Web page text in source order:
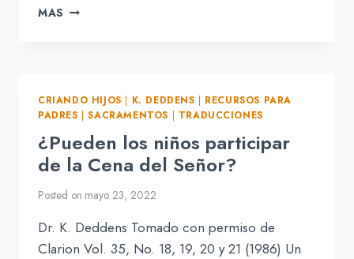
MAS CRIANDO
CRIANDO HIJOS | K. DEDDENS | RECURSOS PARA
PADRES |SACRAMENTOS | TRADUCCIONES
¿Pueden los niños participar
de la Cena del Señor?
Posted on mayo 23, 2022
Dr. K. Deddens Tomado con permiso de
Clarion Vol. 35, No. 18, 19, 20 y 21 (1986) Un